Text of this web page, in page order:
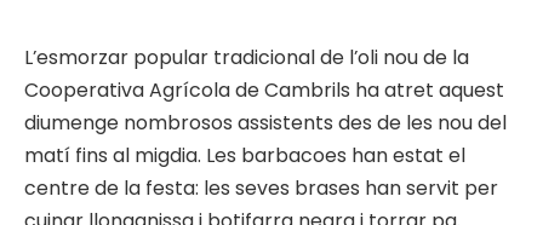
L’esmorzar popular tradicional de l’oli nou de la
Cooperativa Agrícola de Cambrils ha atret aquest
diumenge nombrosos assistents des de les nou del
matí fins al migdia. Les barbacoes han estat el
centre de la festa: les seves brases han servit per